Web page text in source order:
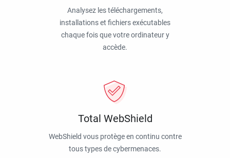
Analysez les téléchargements,
installations et fichiers exécutables
chaque fois que votre ordinateur y
accède.
Total WebShield
WebShield vous protège en continu contre
tous types de cybermenaces.